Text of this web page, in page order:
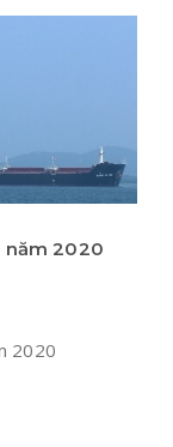
năm 2020
2020